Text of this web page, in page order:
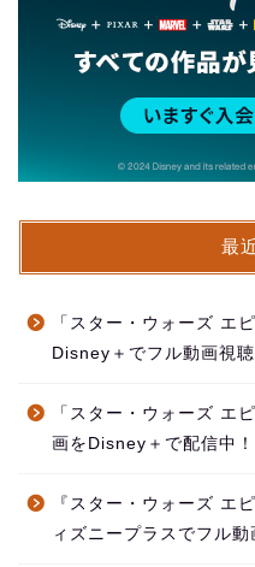
最
「スター・ウォーズ エ
Disney＋でフル動画視聴
「スター・ウォーズ エ
画をDisney＋で配信中！
『スター・ウォーズ エ
ィズニープラスでフル動